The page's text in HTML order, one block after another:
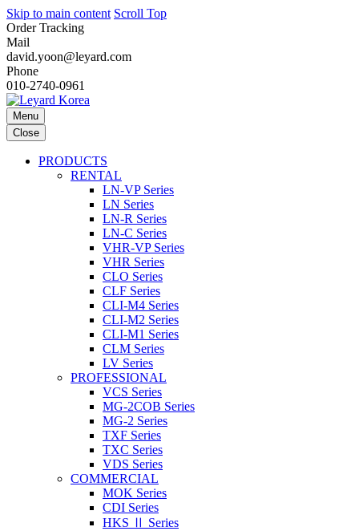
Skip to main content Scroll Top
Order Tracking
Mail
david.yoon@leyard.com
Phone
010-2740-0961
Menu
Close
PRODUCTS
RENTAL
LN-VP Series
LN Series
LN-R Series
LN-C Series
VHR-VP Series
VHR Series
CLO Series
CLF Series
CLI-M4 Series
CLI-M2 Series
CLI-M1 Series
CLM Series
LV Series
PROFESSIONAL
VCS Series
MG-2COB Series
MG-2 Series
TXF Series
TXC Series
VDS Series
COMMERCIAL
MOK Series
CDI Series
HKS Ⅱ Series